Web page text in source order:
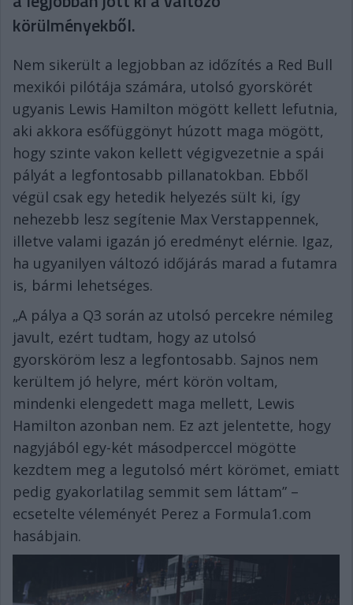
körülményekből.
Nem sikerült a legjobban az időzítés a Red Bull
mexikói pilótája számára, utolsó gyorskörét
ugyanis Lewis Hamilton mögött kellett lefutnia,
aki akkora esőfüggönyt húzott maga mögött,
hogy szinte vakon kellett végigvezetnie a spái
pályát a legfontosabb pillanatokban. Ebből
végül csak egy hetedik helyezés sült ki, így
nehezebb lesz segítenie Max Verstappennek,
illetve valami igazán jó eredményt elérnie. Igaz,
ha ugyanilyen változó időjárás marad a futamra
is, bármi lehetséges.
„A pálya a Q3 során az utolsó percekre némileg
javult, ezért tudtam, hogy az utolsó
gyorsköröm lesz a legfontosabb. Sajnos nem
kerültem jó helyre, mért körön voltam,
mindenki elengedett maga mellett, Lewis
Hamilton azonban nem. Ez azt jelentette, hogy
nagyjából egy-két másodperccel mögötte
kezdtem meg a legutolsó mért körömet, emiatt
pedig gyakorlatilag semmit sem láttam” –
ecsetelte véleményét Perez a Formula1.com
hasábjain.